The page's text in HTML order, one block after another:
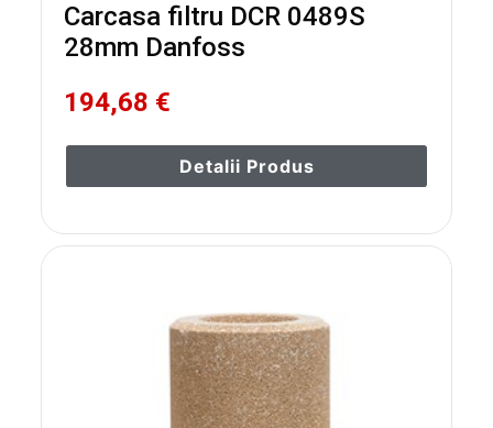
Carcasa filtru DCR 0489S
28mm Danfoss
194,68 €
Detalii Produs